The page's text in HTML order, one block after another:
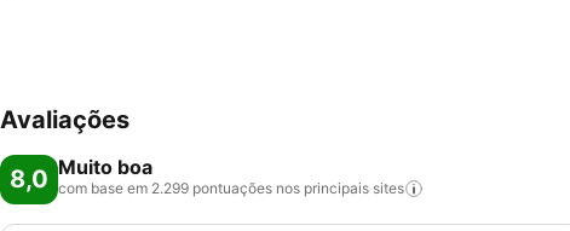
Avaliações
8,0 Muito boa
com base em 2.299 pontuações nos principais sites